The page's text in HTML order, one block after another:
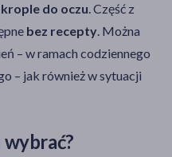
krople do oczu. Część z
bez recepty. Można
– w ramach codziennego
– jak również w sytuacji